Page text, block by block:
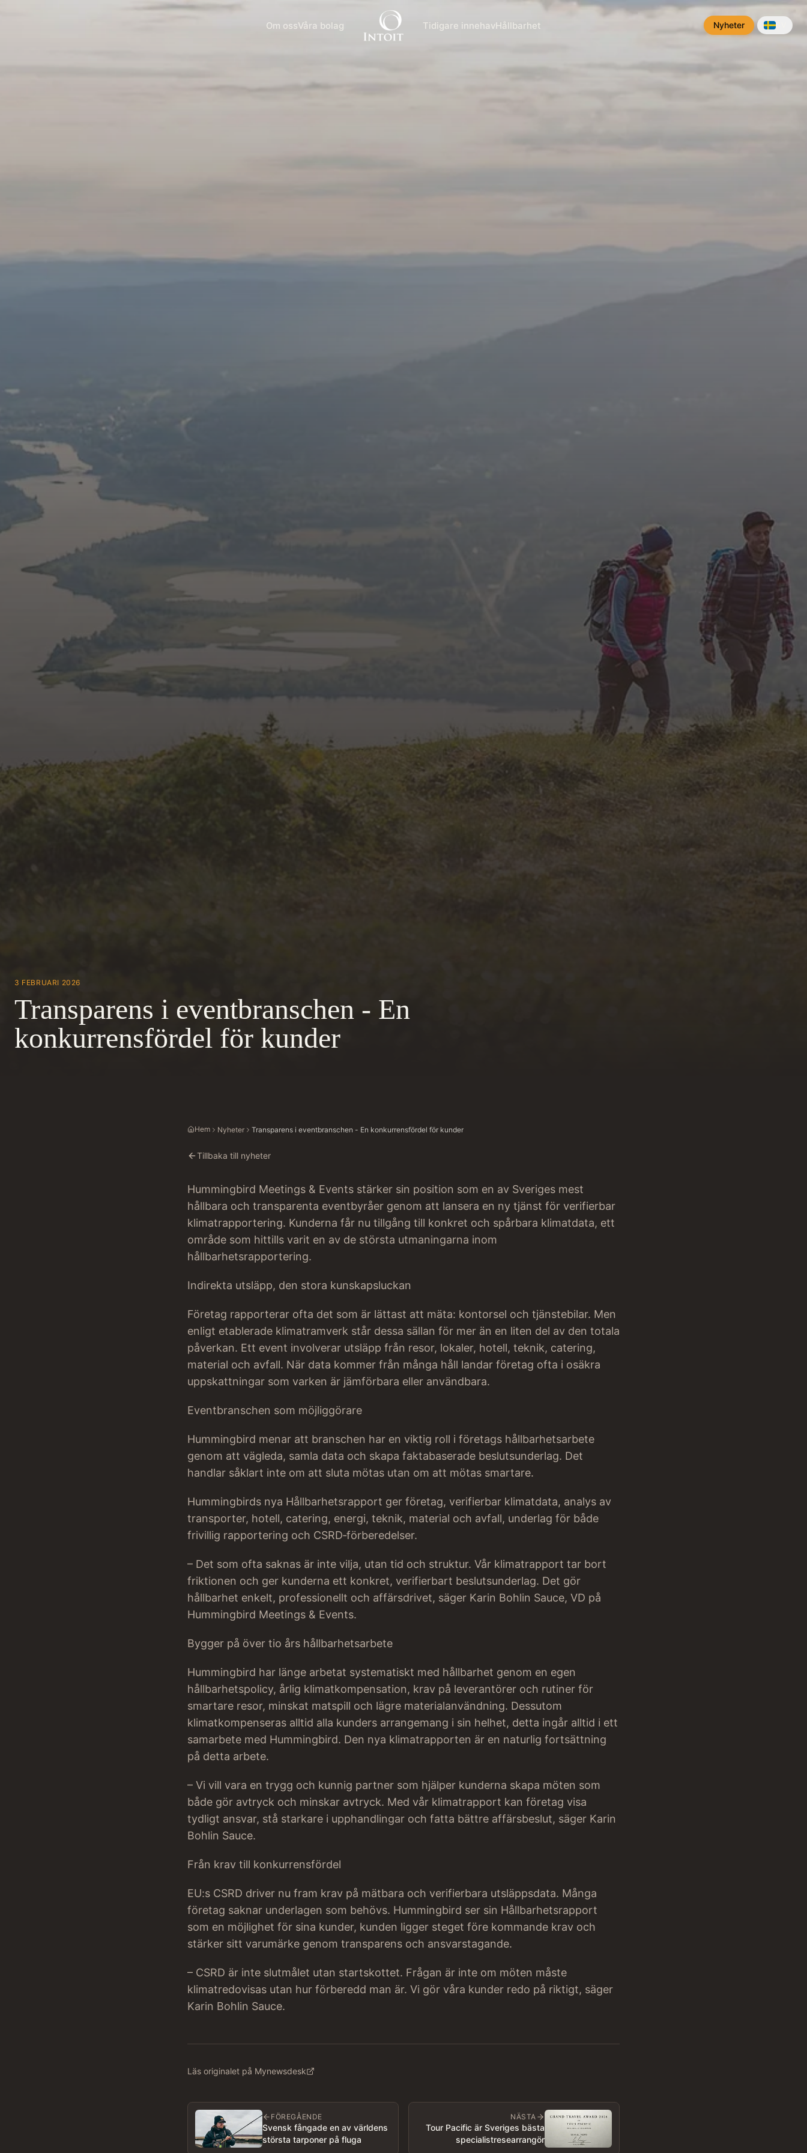
Om ossVåra bolag Tidigare innehavHållbarhet Nyheter
3 FEBRUARI 2026
Transparens i eventbranschen - En
konkurrensfördel för kunder
Hem Nyheter Transparens i eventbranschen - En konkurrensfördel för kunder
Tillbaka till nyheter
Hummingbird Meetings & Events stärker sin position som en av Sveriges mest
hållbara och transparenta eventbyråer genom att lansera en ny tjänst för verifierbar
klimatrapportering. Kunderna får nu tillgång till konkret och spårbara klimatdata, ett
område som hittills varit en av de största utmaningarna inom
hållbarhetsrapportering.
Indirekta utsläpp, den stora kunskapsluckan
Företag rapporterar ofta det som är lättast att mäta: kontorsel och tjänstebilar. Men
enligt etablerade klimatramverk står dessa sällan för mer än en liten del av den totala
påverkan. Ett event involverar utsläpp från resor, lokaler, hotell, teknik, catering,
material och avfall. När data kommer från många håll landar företag ofta i osäkra
uppskattningar som varken är jämförbara eller användbara.
Eventbranschen som möjliggörare
Hummingbird menar att branschen har en viktig roll i företags hållbarhetsarbete
genom att vägleda, samla data och skapa faktabaserade beslutsunderlag. Det
handlar såklart inte om att sluta mötas utan om att mötas smartare.
Hummingbirds nya Hållbarhetsrapport ger företag, verifierbar klimatdata, analys av
transporter, hotell, catering, energi, teknik, material och avfall, underlag för både
frivillig rapportering och CSRD‑förberedelser.
– Det som ofta saknas är inte vilja, utan tid och struktur. Vår klimatrapport tar bort
friktionen och ger kunderna ett konkret, verifierbart beslutsunderlag. Det gör
hållbarhet enkelt, professionellt och affärsdrivet, säger Karin Bohlin Sauce, VD på
Hummingbird Meetings & Events.
Bygger på över tio års hållbarhetsarbete
Hummingbird har länge arbetat systematiskt med hållbarhet genom en egen
hållbarhetspolicy, årlig klimatkompensation, krav på leverantörer och rutiner för
smartare resor, minskat matspill och lägre materialanvändning. Dessutom
klimatkompenseras alltid alla kunders arrangemang i sin helhet, detta ingår alltid i ett
samarbete med Hummingbird. Den nya klimatrapporten är en naturlig fortsättning
på detta arbete.
– Vi vill vara en trygg och kunnig partner som hjälper kunderna skapa möten som
både gör avtryck och minskar avtryck. Med vår klimatrapport kan företag visa
tydligt ansvar, stå starkare i upphandlingar och fatta bättre affärsbeslut, säger Karin
Bohlin Sauce.
Från krav till konkurrensfördel
EU:s CSRD driver nu fram krav på mätbara och verifierbara utsläppsdata. Många
företag saknar underlagen som behövs. Hummingbird ser sin Hållbarhetsrapport
som en möjlighet för sina kunder, kunden ligger steget före kommande krav och
stärker sitt varumärke genom transparens och ansvarstagande.
– CSRD är inte slutmålet utan startskottet. Frågan är inte om möten måste
klimatredovisas utan hur förberedd man är. Vi gör våra kunder redo på riktigt, säger
Karin Bohlin Sauce.
Läs originalet på Mynewsdesk
FÖREGÅENDE
Svensk fångade en av världens
största tarponer på fluga
NÄSTA
Tour Pacific är Sveriges bästa
specialistresearrangör